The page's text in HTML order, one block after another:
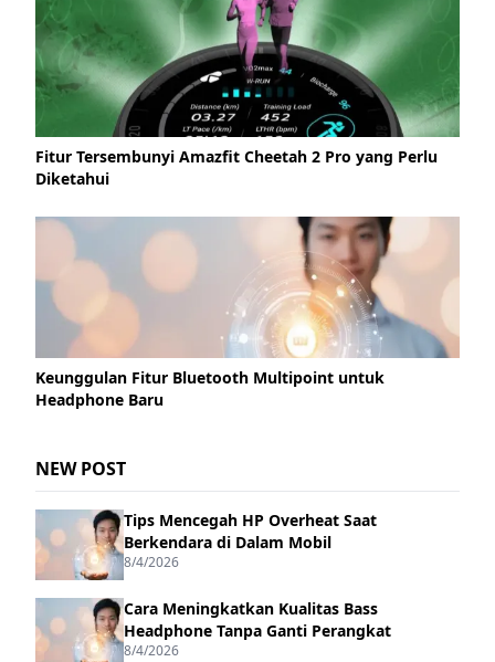
Fitur Tersembunyi Amazfit Cheetah 2 Pro yang Perlu
Diketahui
Keunggulan Fitur Bluetooth Multipoint untuk
Headphone Baru
NEW POST
Tips Mencegah HP Overheat Saat
Berkendara di Dalam Mobil
8/4/2026
Cara Meningkatkan Kualitas Bass
Headphone Tanpa Ganti Perangkat
8/4/2026